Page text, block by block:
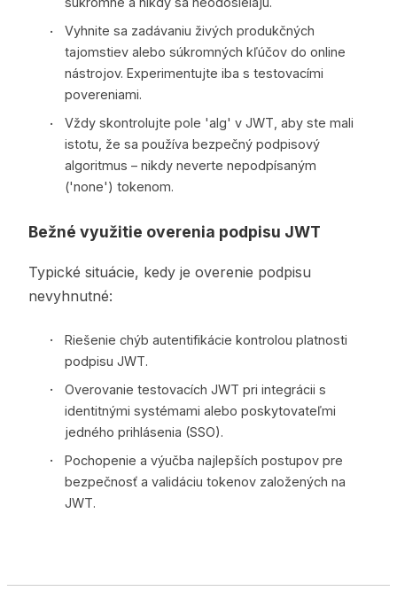
Vyhnite sa zadávaniu živých produkčných
tajomstiev alebo súkromných kľúčov do online
nástrojov. Experimentujte iba s testovacími
povereniami.
Vždy skontrolujte pole 'alg' v JWT, aby ste mali
istotu, že sa používa bezpečný podpisový
algoritmus – nikdy neverte nepodpísaným
('none') tokenom.
Bežné využitie overenia podpisu JWT
Typické situácie, kedy je overenie podpisu
nevyhnutné:
Riešenie chýb autentifikácie kontrolou platnosti
podpisu JWT.
Overovanie testovacích JWT pri integrácii s
identitnými systémami alebo poskytovateľmi
jedného prihlásenia (SSO).
Pochopenie a výučba najlepších postupov pre
bezpečnosť a validáciu tokenov založených na
JWT.